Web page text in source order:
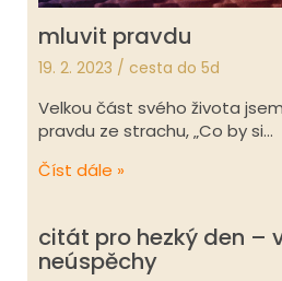
mluvit pravdu
19. 2. 2023 / cesta do 5d
Velkou část svého života
pravdu ze strachu, „Co by si…
Číst dále »
citát pro hezký den –
neúspěchy